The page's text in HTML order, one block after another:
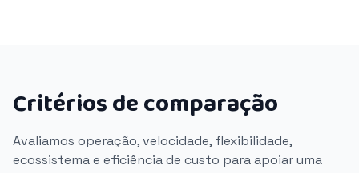
Critérios de comparação
Avaliamos operação, velocidade, flexibilidade,
ecossistema e eficiência de custo para apoiar uma